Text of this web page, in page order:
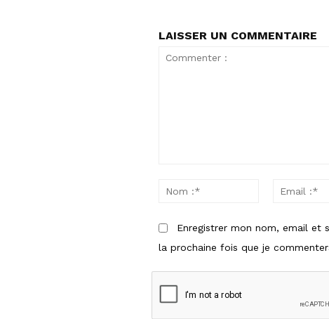
LAISSER UN COMMENTAIRE
Nom
Enregistrer mon nom, email et
la prochaine fois que je